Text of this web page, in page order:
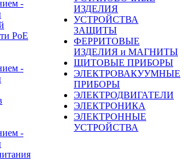
-
PoE
-
-
ИЗДЕЛИЯ
УСТРОЙСТВА
ЗАЩИТЫ
ФЕРРИТОВЫЕ
ИЗДЕЛИЯ и МАГНИТЫ
ЩИТОВЫЕ ПРИБОРЫ
ЭЛЕКТРОВАКУУМНЫЕ
ПРИБОРЫ
ЭЛЕКТРОДВИГАТЕЛИ
ЭЛЕКТРОНИКА
ЭЛЕКТРОННЫЕ
УСТРОЙСТВА